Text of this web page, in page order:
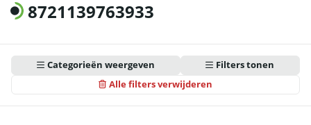
8721139763933
Categorieën weergeven
Alle filters verwijderen
Filters tonen